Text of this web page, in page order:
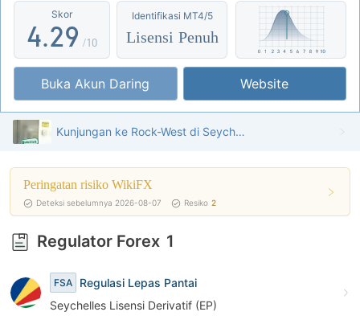
Regulasi Lepas Pantai
Skor
4
5
6
7
8
9
.2
3
4
5
6
7
8
9
9 /10
Identifikasi MT4/5
Lisensi Penuh
Buka Akun Daring Website
Kunjungan ke Rock-West di Seychelles - Kantor Ditemukan
Peringatan risiko WikiFX
Deteksi sebelumnya 2026-08-07 Resiko 2
Regulator Forex 1
FSA
Regulasi Lepas Pantai
Seychelles Lisensi Derivatif (EP)